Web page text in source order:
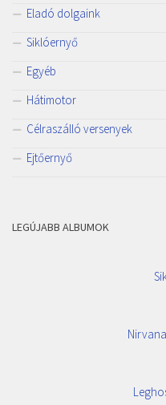
Eladó dolgaink
Siklóernyő
Egyéb
Hátimotor
Célraszálló versenyek
Ejtőernyő
LEGÚJABB ALBUMOK